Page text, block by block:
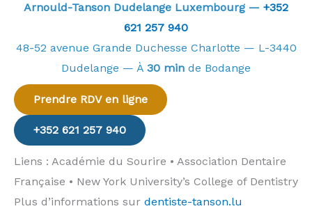
Arnould-Tanson Dudelange Luxembourg — +352
621 257 940
48-52 avenue Grande Duchesse Charlotte — L-3440
Dudelange — À 30 min de Bodange
Prendre RDV en ligne
+352 621 257 940
Liens : Académie du Sourire • Association Dentaire
Française • New York University’s College of Dentistry
Plus d’informations sur dentiste-tanson.lu